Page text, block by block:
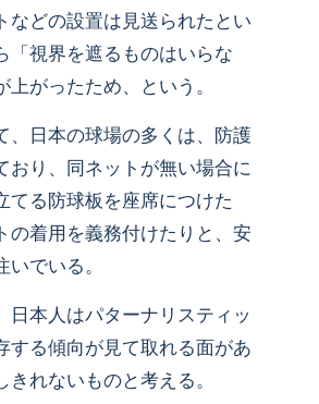
などの設置は見送られたとい
「視界を遮るものはいらな
上がったため、という。
日本の球場の多くは、防護
おり、同ネットが無い場合に
てる防球板を座席につけた
の着用を義務付けたりと、安
でいる。
本人はパターナリスティッ
する傾向が見て取れる面があ
きれないものと考える。